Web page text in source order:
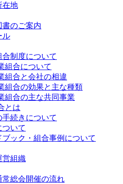
在地
書のご案内
ル
合制度について
組合について
組合と会社の相違
組合の効果と主な種類
組合の主な共同事業
とは
手続きについて
ついて
ブック・組合事例について
営組織
総会開催の流れ